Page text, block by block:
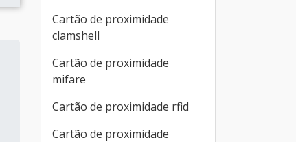
Cartão de proximidade
clamshell
Cartão de proximidade
mifare
Cartão de proximidade rfid
Cartão de proximidade